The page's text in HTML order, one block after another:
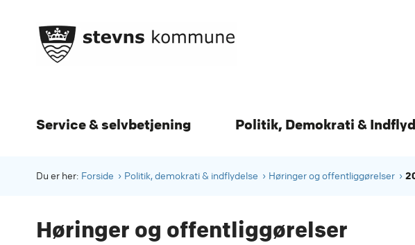
Service & selvbetjening Politik, Demokrati &
Du er her: Forside Politik, demokrati & indflydelse Høringer og offentliggørelser
Høringer og offentliggørelser